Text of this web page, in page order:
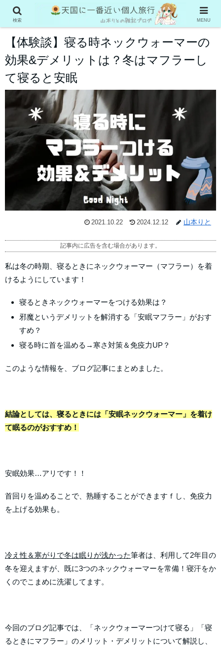
お役立ち情報
【体験談】寝る時ネックウォーマーの
効果&デメリットは？冬はマフラーし
て寝ると安眠
2021.10.22 2024.12.12 山本りと
記事内に広告を含む場合があります。
私は冬の時期、寝るときにネックウォーマー（マフラー）を着
けるようにしています！
寝るときネックウォーマーをつける効果は？
邪魔というデメリットを解消する「安眠マフラー」がおす
すめ？
寝る時に首を温める→寒さ対策＆免疫力UP？
このような情報を、ブログ記事にまとめました。
結論としては、寝るときには「安眠ネックウォーマー」を着け
て眠るのがおすすめ！
安眠効果…アリです！！
首回りを温めることで、熟睡することができますｆし、免疫力
を上げる効果も。
冷え性＆寒がりで冬は眠りが浅かった筆者は、利用して2年目の
冬を迎えますが、既に3つのネックウォーマーを常備！寝汗をか
くのでこまめに洗濯してます。
今回のブログ記事では、「ネックウォーマーつけて寝る」「寝
るときにマフラー」のメリット・デメリットについて解説し、
検索 MENU